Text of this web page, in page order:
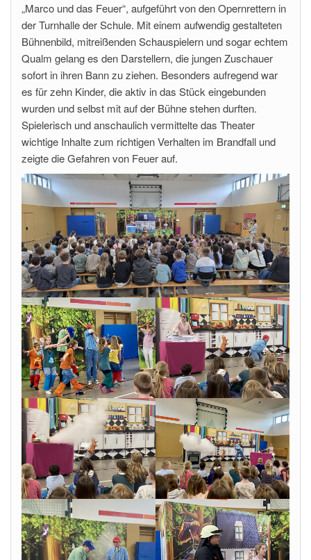
„Marco und das Feuer“, aufgeführt von den Opernrettern in
der Turnhalle der Schule. Mit einem aufwendig gestalteten
Bühnenbild, mitreißenden Schauspielern und sogar echtem
Qualm gelang es den Darstellern, die jungen Zuschauer
sofort in ihren Bann zu ziehen. Besonders aufregend war
es für zehn Kinder, die aktiv in das Stück eingebunden
wurden und selbst mit auf der Bühne stehen durften.
Spielerisch und anschaulich vermittelte das Theater
wichtige Inhalte zum richtigen Verhalten im Brandfall und
zeigte die Gefahren von Feuer auf.